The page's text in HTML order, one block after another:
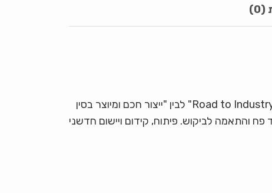
אף על פי שהייצור והדיוק של מכונות כיפוף מציוד מתכות השתפרו מאוד מבעבר, עדיין קיים פער גדול בין "Road to Industry 4.0" לבין "ייצור חכם ומיוצר בסין
פח והתאמה לביקוש. פיתוח, קידום ויישום חדשני